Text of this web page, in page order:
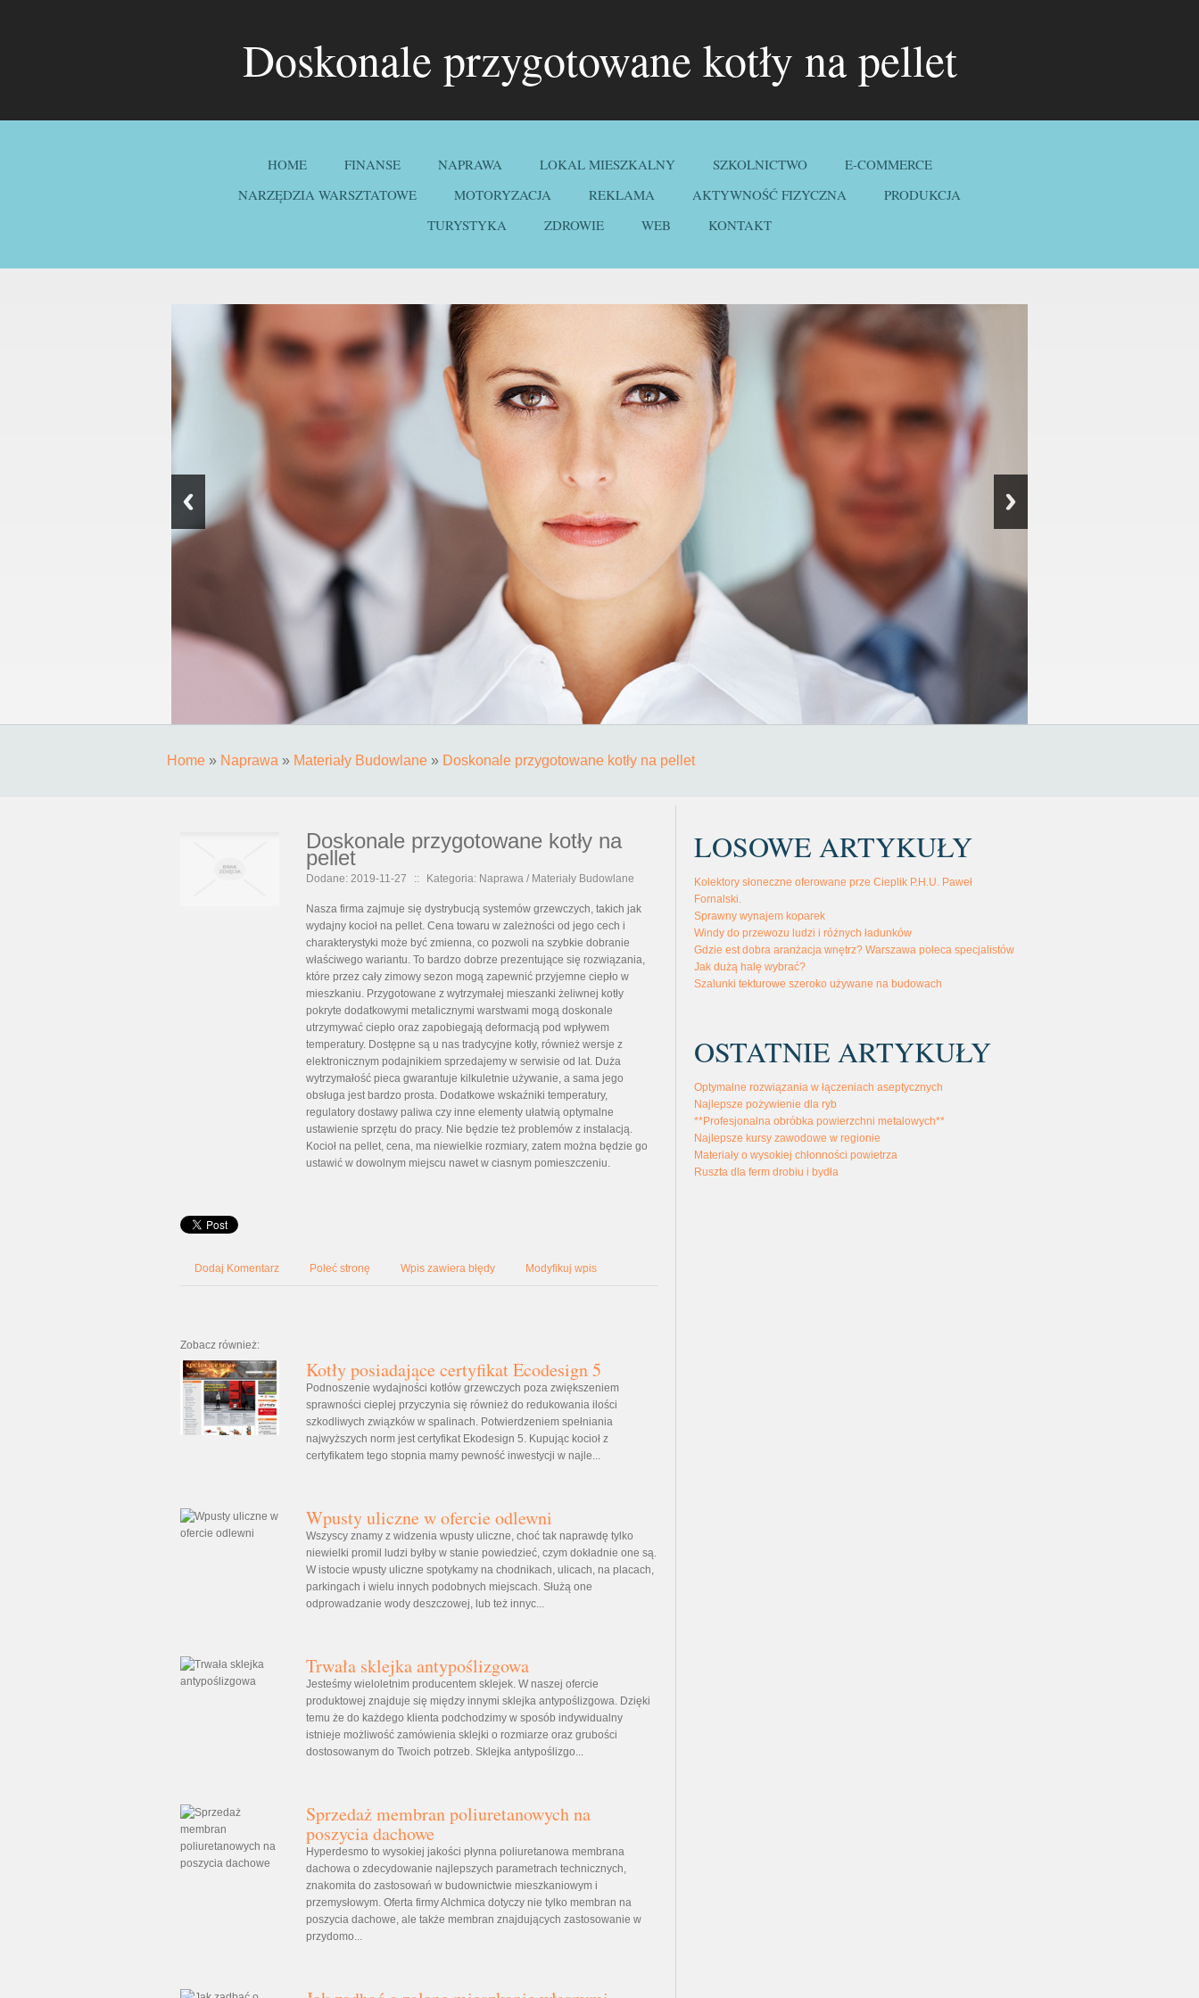
Doskonale przygotowane kotły na pellet
HOME FINANSE NAPRAWA LOKAL MIESZKALNY SZKOLNICTWO
E-COMMERCE
NARZĘDZIA WARSZTATOWE
MOTORYZACJA REKLAMA AKTYWNOŚĆ FIZYCZNA
PRODUKCJA
TURYSTYKA
ZDROWIE WEB KONTAKT
Home » Naprawa » Materiały Budowlane » Doskonale przygotowane kotły na pellet
Doskonale przygotowane kotły na
pellet
Dodane: 2019-11-27 :: Kategoria: Naprawa / Materiały Budowlane
Nasza firma zajmuje się dystrybucją systemów grzewczych, takich jak
wydajny kocioł na pellet. Cena towaru w zależności od jego cech i
charakterystyki może być zmienna, co pozwoli na szybkie dobranie
właściwego wariantu. To bardzo dobrze prezentujące się rozwiązania,
które przez cały zimowy sezon mogą zapewnić przyjemne ciepło w
mieszkaniu. Przygotowane z wytrzymałej mieszanki żeliwnej kotły
pokryte dodatkowymi metalicznymi warstwami mogą doskonale
utrzymywać ciepło oraz zapobiegają deformacją pod wpływem
temperatury. Dostępne są u nas tradycyjne kotły, również wersje z
elektronicznym podajnikiem sprzedajemy w serwisie od lat. Duża
wytrzymałość pieca gwarantuje kilkuletnie używanie, a sama jego
obsługa jest bardzo prosta. Dodatkowe wskaźniki temperatury,
regulatory dostawy paliwa czy inne elementy ułatwią optymalne
ustawienie sprzętu do pracy. Nie będzie też problemów z instalacją.
Kocioł na pellet, cena, ma niewielkie rozmiary, zatem można będzie go
ustawić w dowolnym miejscu nawet w ciasnym pomieszczeniu.
Dodaj Komentarz Poleć stronę Wpis zawiera błędy Modyfikuj wpis
Zobacz również:
Kotły posiadające certyfikat Ecodesign 5
Podnoszenie wydajności kotłów grzewczych poza zwiększeniem
sprawności cieplej przyczynia się również do redukowania ilości
szkodliwych związków w spalinach. Potwierdzeniem spełniania
najwyższych norm jest certyfikat Ekodesign 5. Kupując kocioł z
certyfikatem tego stopnia mamy pewność inwestycji w najle...
Wpusty uliczne w ofercie odlewni
Wszyscy znamy z widzenia wpusty uliczne, choć tak naprawdę tylko
niewielki promil ludzi byłby w stanie powiedzieć, czym dokładnie one są.
W istocie wpusty uliczne spotykamy na chodnikach, ulicach, na placach,
parkingach i wielu innych podobnych miejscach. Służą one
odprowadzanie wody deszczowej, lub też innyc...
Trwała sklejka antypoślizgowa
Jesteśmy wieloletnim producentem sklejek. W naszej ofercie
produktowej znajduje się między innymi sklejka antypoślizgowa. Dzięki
temu że do każdego klienta podchodzimy w sposób indywidualny
istnieje możliwość zamówienia sklejki o rozmiarze oraz grubości
dostosowanym do Twoich potrzeb. Sklejka antypoślizgo...
Sprzedaż membran poliuretanowych na
poszycia dachowe
Hyperdesmo to wysokiej jakości płynna poliuretanowa membrana
dachowa o zdecydowanie najlepszych parametrach technicznych,
znakomita do zastosowań w budownictwie mieszkaniowym i
przemysłowym. Oferta firmy Alchmica dotyczy nie tylko membran na
poszycia dachowe, ale także membran znajdujących zastosowanie w
przydomo...
LOSOWE ARTYKUŁY
Kolektory słoneczne oferowane prze Cieplik P.H.U. Paweł
Fornalski.
Sprawny wynajem koparek
Windy do przewozu ludzi i różnych ładunków
Gdzie est dobra aranżacja wnętrz? Warszawa poleca specjalistów
Jak dużą halę wybrać?
Szalunki tekturowe szeroko używane na budowach
OSTATNIE ARTYKUŁY
Optymalne rozwiązania w łączeniach aseptycznych
Najlepsze pożywienie dla ryb
**Profesjonalna obróbka powierzchni metalowych**
Najlepsze kursy zawodowe w regionie
Materiały o wysokiej chłonności powietrza
Ruszta dla ferm drobiu i bydła